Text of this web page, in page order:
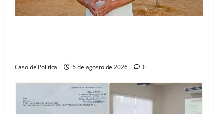
Caso de Politica 6 de agosto de 2026 0